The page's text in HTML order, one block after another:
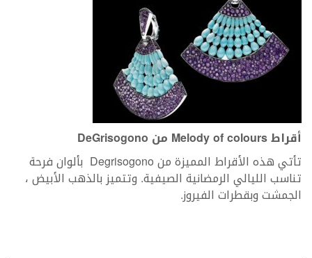
أقراط Melody of colours من DeGrisogono
تأتي هذه الأقراط المميزة من Degrisogono بألوان فرحة
تناسب الليالي الرمضانية الصيفية. وتتميز بالذهب الأبيض ،
الجمشت وبقطرات الفيروز.